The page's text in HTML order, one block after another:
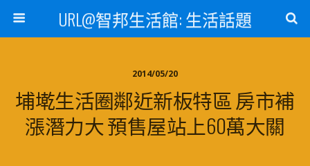
URL@智邦生活館: 生活話題
2014/05/20
埔墘生活圈鄰近新板特區 房市補
漲潛力大 預售屋站上60萬大關